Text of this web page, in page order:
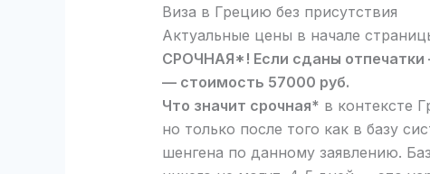
Виза в Грецию без присутствия
Актуальные цены в начале
СРОЧНАЯ*! Если сданы отпечатки
— стоимость 57000 руб.
Что значит срочная* в контексте
но только после того как в базу
шенгена по данному заявлению.